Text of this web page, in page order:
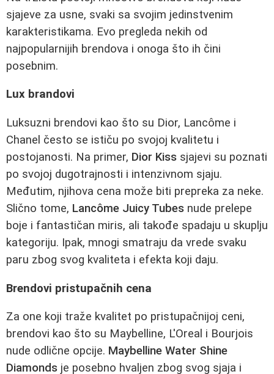
sjajeve za usne, svaki sa svojim jedinstvenim
karakteristikama. Evo pregleda nekih od
najpopularnijih brendova i onoga što ih čini
posebnim.
Lux brandovi
Luksuzni brendovi kao što su Dior, Lancôme i
Chanel često se ističu po svojoj kvalitetu i
postojanosti. Na primer, Dior Kiss sjajevi su poznati
po svojoj dugotrajnosti i intenzivnom sjaju.
Međutim, njihova cena može biti prepreka za neke.
Slično tome, Lancôme Juicy Tubes nude prelepe
boje i fantastičan miris, ali takođe spadaju u skuplju
kategoriju. Ipak, mnogi smatraju da vrede svaku
paru zbog svog kvaliteta i efekta koji daju.
Brendovi pristupačnih cena
Za one koji traže kvalitet po pristupačnijoj ceni,
brendovi kao što su Maybelline, L'Oreal i Bourjois
nude odlične opcije. Maybelline Water Shine
Diamonds je posebno hvaljen zbog svog sjaja i